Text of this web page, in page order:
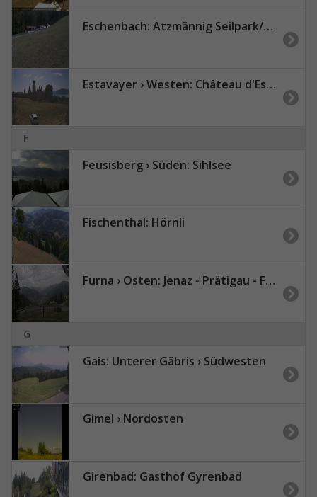
Eschenbach: Atzmännig Seilpark/Brustenegg
Estavayer › Westen: Château d'Estavayer-le-Lac - Estavayer-le-Lac
F
Feusisberg › Süden: Sihlsee
Fischenthal: Hörnli
Furna › Osten: Jenaz - Prätigau - Fideris - Prättigau/Davos District
G
Gais: Unterer Gäbris › Südwesten
Gimel › Nordosten
Girenbad: Gasthof Gyrenbad